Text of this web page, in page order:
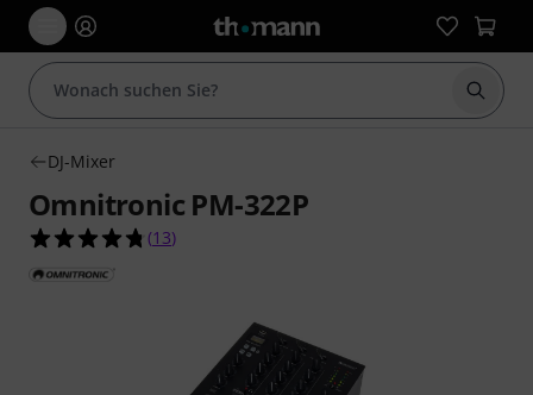
Suche
DJ-Mixer
Omnitronic PM-322P
4.8 von 5 Sternen aus 13 Kundenbewertungen
(13)